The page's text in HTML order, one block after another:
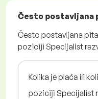
Često postavljana
Često postavljana
poziciji Specijalist
Kolika je plaća ili
poziciji Specijalist